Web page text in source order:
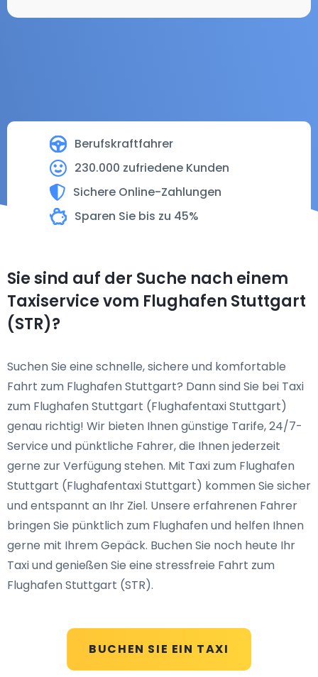
Berufskraftfahrer
230.000 zufriedene Kunden
Sichere Online-Zahlungen
Sparen Sie bis zu 45%
BUCHEN SIE EIN TAXI
Sie sind auf der Suche nach einem
Taxiservice vom Flughafen Stuttgart
(STR)?
Suchen Sie eine schnelle, sichere und komfortable
Fahrt zum Flughafen Stuttgart? Dann sind Sie bei Taxi
zum Flughafen Stuttgart (Flughafentaxi Stuttgart)
genau richtig! Wir bieten Ihnen günstige Tarife, 24/7-
Service und pünktliche Fahrer, die Ihnen jederzeit
gerne zur Verfügung stehen. Mit Taxi zum Flughafen
Stuttgart (Flughafentaxi Stuttgart) kommen Sie sicher
und entspannt an Ihr Ziel. Unsere erfahrenen Fahrer
bringen Sie pünktlich zum Flughafen und helfen Ihnen
gerne mit Ihrem Gepäck. Buchen Sie noch heute Ihr
Taxi und genießen Sie eine stressfreie Fahrt zum
Flughafen Stuttgart (STR).